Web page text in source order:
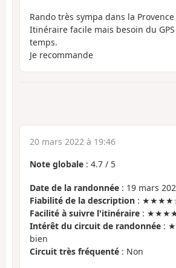
Rando très sympa dans la
Itinéraire facile mais besoin du
temps.
Je recommande
20 mars 2022 à 19:46
Note globale : 4.7 / 5
Date de la randonnée : 19 mars
Fiabilité de la description :
Facilité à suivre l'itinéraire :
Intérêt du circuit de randonnée :
bien
Circuit très fréquenté : Non